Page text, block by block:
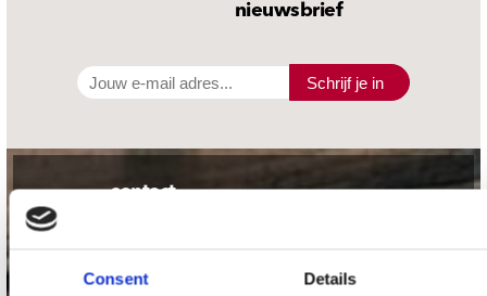
Consent Details
nieuwsbrief
Schrijf je in
contact